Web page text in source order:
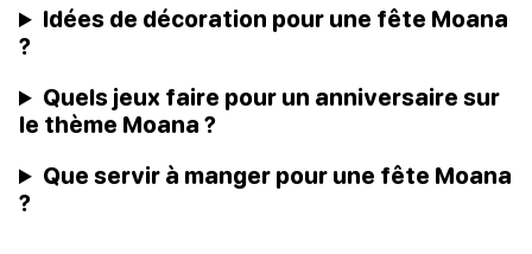
Idées de décoration pour une fête Moana
?
Quels jeux faire pour un anniversaire sur
le thème Moana ?
Que servir à manger pour une fête Moana
?